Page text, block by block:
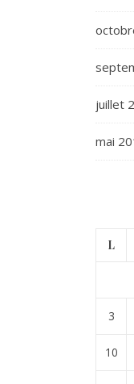
juillet
mai
L
3
10